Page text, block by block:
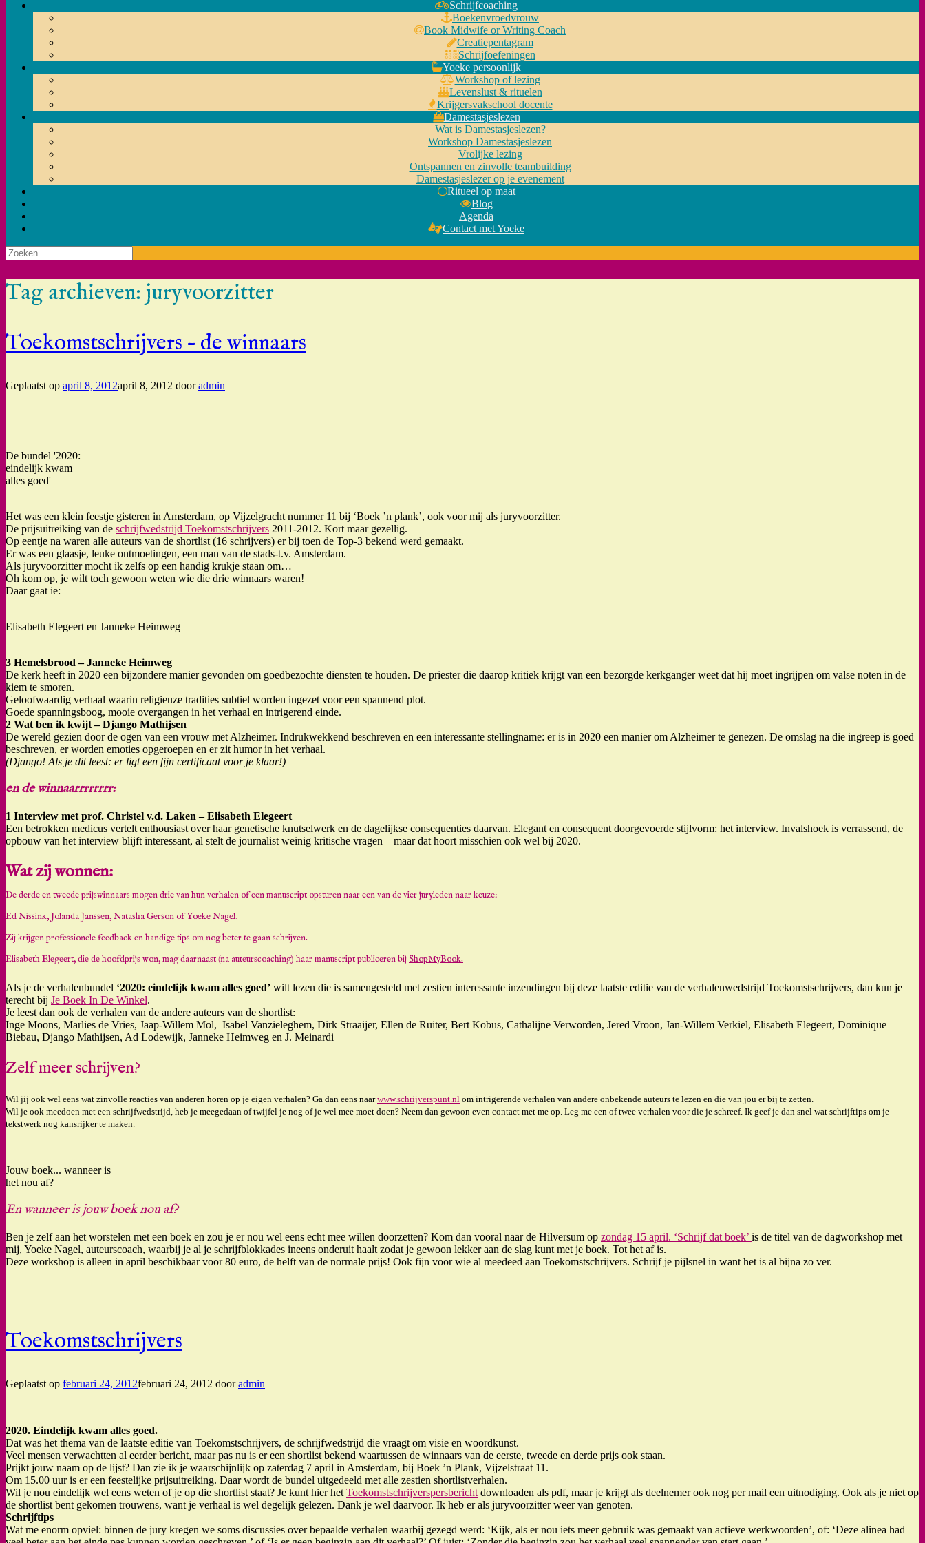
Schrijfcoaching
Boekenvroedvrouw
Book Midwife or Writing Coach
Creatiepentagram
Schrijfoefeningen
Yoeke persoonlijk
Workshop of lezing
Levenslust & rituelen
Krijgersvakschool docente
Damestasjeslezen
Wat is Damestasjeslezen?
Workshop Damestasjeslezen
Vrolijke lezing
Ontspannen en zinvolle teambuilding
Damestasjeslezer op je evenement
Ritueel op maat
Blog
Agenda
Contact met Yoeke
Zoeken
naar:
Tag archieven:juryvoorzitter
Toekomstschrijvers – de winnaars
Geplaatst op april 8, 2012april 8, 2012 dooradmin
De bundel '2020:
eindelijk kwam
alles goed'
Het was een klein feestje gisteren in Amsterdam, op Vijzelgracht nummer 11 bij ‘Boek ’n plank’, ook voor mij als juryvoorzitter.
De prijsuitreiking van de schrijfwedstrijd Toekomstschrijvers 2011-2012. Kort maar gezellig.
Op eentje na waren alle auteurs van de shortlist (16 schrijvers) er bij toen de Top-3 bekend werd gemaakt.
Er was een glaasje, leuke ontmoetingen, een man van de stads-t.v. Amsterdam.
Als juryvoorzitter mocht ik zelfs op een handig krukje staan om…
Oh kom op, je wilt toch gewoon weten wie die drie winnaars waren!
Daar gaat ie:
Elisabeth Elegeert en Janneke Heimweg
3 Hemelsbrood – Janneke Heimweg
De kerk heeft in 2020 een bijzondere manier gevonden om goedbezochte diensten te houden. De priester die daarop kritiek krijgt van een bezorgde kerkganger weet dat hij moet ingrijpen om valse noten in de
kiem te smoren.
Geloofwaardig verhaal waarin religieuze tradities subtiel worden ingezet voor een spannend plot.
Goede spanningsboog, mooie overgangen in het verhaal en intrigerend einde.
2 Wat ben ik kwijt – Django Mathijsen
De wereld gezien door de ogen van een vrouw met Alzheimer. Indrukwekkend beschreven en een interessante stellingname: er is in 2020 een manier om Alzheimer te genezen. De omslag na die ingreep is goed
beschreven, er worden emoties opgeroepen en er zit humor in het verhaal.
(Django! Als je dit leest: er ligt een fijn certificaat voor je klaar!)
en de winnaarrrrrrrr:
1 Interview met prof. Christel v.d. Laken – Elisabeth Elegeert
Een betrokken medicus vertelt enthousiast over haar genetische knutselwerk en de dagelijkse consequenties daarvan. Elegant en consequent doorgevoerde stijlvorm: het interview. Invalshoek is verrassend, de
opbouw van het interview blijft interessant, al stelt de journalist weinig kritische vragen – maar dat hoort misschien ook wel bij 2020.
Wat zij wonnen:
De derde en tweede prijswinnaars mogen drie van hun verhalen of een manuscript opsturen naar een van de vier juryleden naar keuze:
Ed Nissink, Jolanda Janssen, Natasha Gerson of Yoeke Nagel.
Zij krijgen professionele feedback en handige tips om nog beter te gaan schrijven.
Elisabeth Elegeert, die de hoofdprijs won, mag daarnaast (na auteurscoaching) haar manuscript publiceren bij ShopMyBook.
Als je de verhalenbundel ‘2020: eindelijk kwam alles goed’ wilt lezen die is samengesteld met zestien interessante inzendingen bij deze laatste editie van de verhalenwedstrijd Toekomstschrijvers, dan kun je
terecht bij Je Boek In De Winkel.
Je leest dan ook de verhalen van de andere auteurs van de shortlist:
Inge Moons, Marlies de Vries, Jaap-Willem Mol, Isabel Vanzieleghem, Dirk Straaijer, Ellen de Ruiter, Bert Kobus, Cathalijne Verworden, Jered Vroon, Jan-Willem Verkiel, Elisabeth Elegeert, Dominique
Biebau, Django Mathijsen, Ad Lodewijk, Janneke Heimweg en J. Meinardi
Zelf meer schrijven?
Wil jij ook wel eens wat zinvolle reacties van anderen horen op je eigen verhalen? Ga dan eens naarwww.schrijverspunt.nl om intrigerende verhalen van andere onbekende auteurs te lezen en die van jou er bij te zetten.
Wil je ook meedoen met een schrijfwedstrijd, heb je meegedaan of twijfel je nog of je wel mee moet doen? Neem dan gewoon even contact met me op. Leg me een of twee verhalen voor die je schreef. Ik geef je dan snel wat schrijftips om je
tekstwerk nog kansrijker te maken.
Jouw boek... wanneer is
het nou af?
En wanneer is jouw boek nou af?
Ben je zelf aan het worstelen met een boek en zou je er nou wel eens echt mee willen doorzetten? Kom dan vooral naar de Hilversum op zondag 15 april. ‘Schrijf dat boek’ is de titel van de dagworkshop met
mij, Yoeke Nagel, auteurscoach, waarbij je al je schrijfblokkades ineens onderuit haalt zodat je gewoon lekker aan de slag kunt met je boek. Tot het af is.
Deze workshop is alleen in april beschikbaar voor 80 euro, de helft van de normale prijs! Ook fijn voor wie al meedeed aan Toekomstschrijvers. Schrijf je pijlsnel in want het is al bijna zo ver.
Toekomstschrijvers
Geplaatst op februari 24, 2012februari 24, 2012 dooradmin
2020. Eindelijk kwam alles goed.
Dat was het thema van de laatste editie van Toekomstschrijvers, de schrijfwedstrijd die vraagt om visie en woordkunst.
Veel mensen verwachtten al eerder bericht, maar pas nu is er een shortlist bekend waartussen de winnaars van de eerste, tweede en derde prijs ook staan.
Prijkt jouw naam op de lijst? Dan zie ik je waarschijnlijk op zaterdag 7 april in Amsterdam, bij Boek ’n Plank, Vijzelstraat 11.
Om 15.00 uur is er een feestelijke prijsuitreiking. Daar wordt de bundel uitgedeeld met alle zestien shortlistverhalen.
Wil je nou eindelijk wel eens weten of je op die shortlist staat? Je kunt hier het Toekomstschrijverspersbericht downloaden als pdf, maar je krijgt als deelnemer ook nog per mail een uitnodiging. Ook als je niet op
de shortlist bent gekomen trouwens, want je verhaal is wel degelijk gelezen. Dank je wel daarvoor. Ik heb er als juryvoorzitter weer van genoten.
Schrijftips
Wat me enorm opviel: binnen de jury kregen we soms discussies over bepaalde verhalen waarbij gezegd werd: ‘Kijk, als er nou iets meer gebruik was gemaakt van actieve werkwoorden’, of: ‘Deze alinea had